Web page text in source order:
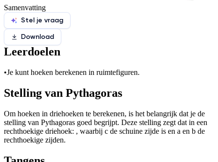
Samenvatting
Stel je vraag
Download
Leerdoelen
•Je kunt hoeken berekenen in ruimtefiguren.
Stelling van Pythagoras
Om hoeken in driehoeken te berekenen, is het belangrijk dat je de
stelling van Pythagoras goed begrijpt. Deze stelling zegt dat in een
rechthoekige driehoek: , waarbij c de schuine zijde is en a en b de
rechthoekige zijden.